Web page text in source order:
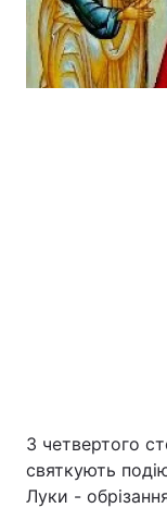
З четвертого
святкують
Луки -